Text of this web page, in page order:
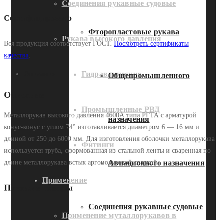
Соединения рукавные судовые
Рукава высокого давления
Гидравлические
Промышленные РВД
Фитинги
Применение
Применение муталлорукавов в
Фторопластовые рукава
Общепромышленного
назначения
Авиационного назначения
Соединения рукавные судовые
Сертифицировано
Вся продукция соответствует ГОСТ.Посмотреть сертификаты
качества.
Описание
Металлорукав высокого давления 4600А типа РГТА с арматурой
конус-конус с углом 74° изготавливается диаметром 6 — 16 мм и
длиной от 250 до 6000 мм. Для изготовления оболочки металлорукава
используется труба, сформованная из стальной ленты и сваренная по
длине металлорукава встык аргонодуговой сваркой.
Похожие товары